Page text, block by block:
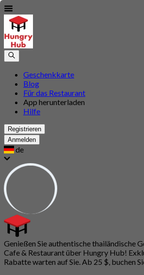
Geschenkkarte
Blog
Für das Restaurant
App herunterladen
Hilfe
Registrieren
Anmelden
de
Genießen Sie authentische thailändische
Cafe & Restaurant über Hungry Hub!
Rabatte warten auf Sie. Ab 25 $, buchen